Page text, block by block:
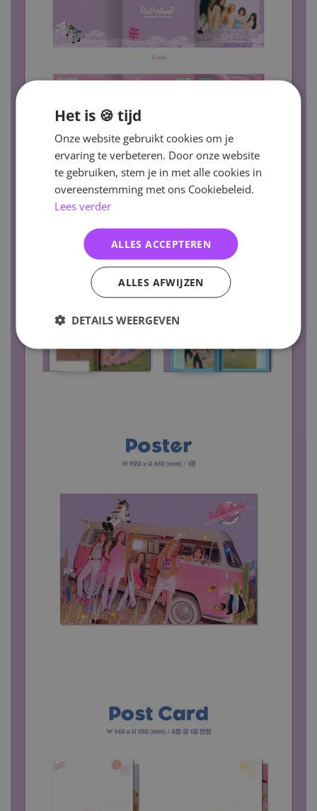
Het is 🍪 tijd
Onze website gebruikt cookies om je
ervaring te verbeteren. Door onze website
te gebruiken, stem je in met alle cookies in
overeenstemming met ons Cookiebeleid.
Lees verder
ALLES ACCEPTEREN
ALLES AFWIJZEN
DETAILS WEERGEVEN